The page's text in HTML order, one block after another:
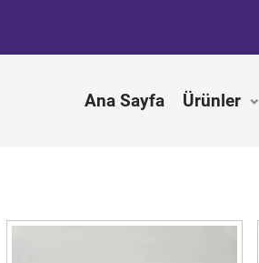
Ana Sayfa Ürünler